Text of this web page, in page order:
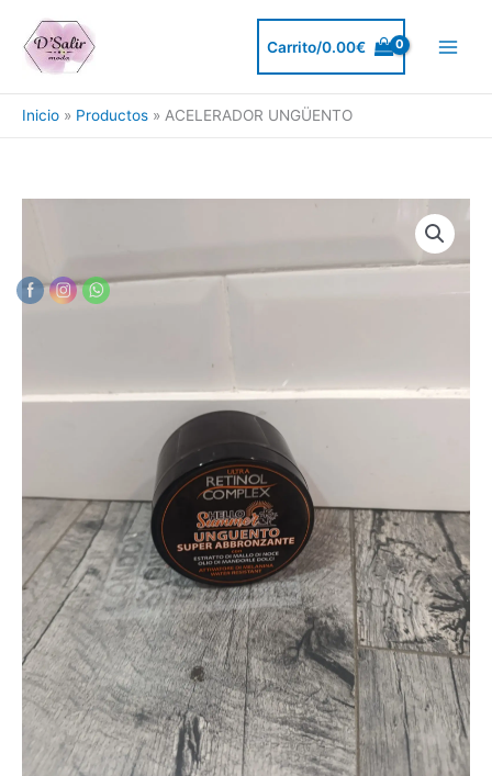
contenido
Carrito/0.00€
Inicio Productos ACELERADOR UNGÜENTO